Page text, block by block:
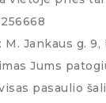
M. Jankaus g. 9,
Jums
pasaulio